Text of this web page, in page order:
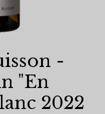
-
"En
2022